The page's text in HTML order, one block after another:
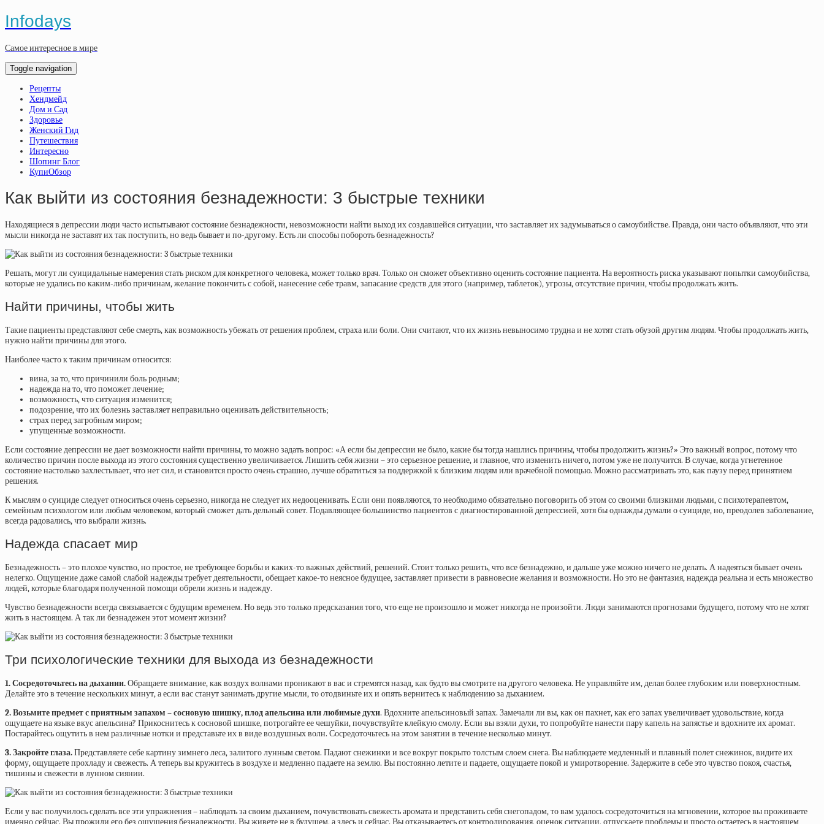
Infodays
Самое интересное в мире
Toggle navigation
Рецепты
Хендмейд
Дом и Сад
Здоровье
Женский Гид
Путешествия
Интересно
Шопинг Блог
КупиОбзор
Как выйти из состояния безнадежности: 3 быстрые техники
Находящиеся в депрессии люди часто испытывают состояние безнадежности, невозможности найти выход их создавшейся ситуации, что заставляет их задумываться о самоубийстве. Правда, они часто объявляют, что эти
мысли никогда не заставят их так поступить, но ведь бывает и по-другому. Есть ли способы побороть безнадежность?
Решать, могут ли суицидальные намерения стать риском для конкретного человека, может только врач. Только он сможет объективно оценить состояние пациента. На вероятность риска указывают попытки самоубийства,
которые не удались по каким-либо причинам, желание покончить с собой, нанесение себе травм, запасание средств для этого (например, таблеток), угрозы, отсутствие причин, чтобы продолжать жить.
Найти причины, чтобы жить
Такие пациенты представляют себе смерть, как возможность убежать от решения проблем, страха или боли. Они считают, что их жизнь невыносимо трудна и не хотят стать обузой другим людям. Чтобы продолжать жить,
нужно найти причины для этого.
Наиболее часто к таким причинам относится:
вина, за то, что причинили боль родным;
надежда на то, что поможет лечение;
возможность, что ситуация изменится;
подозрение, что их болезнь заставляет неправильно оценивать действительность;
страх перед загробным миром;
упущенные возможности.
Если состояние депрессии не дает возможности найти причины, то можно задать вопрос: «А если бы депрессии не было, какие бы тогда нашлись причины, чтобы продолжить жизнь?» Это важный вопрос, потому что
количество причин после выхода из этого состояния существенно увеличивается. Лишить себя жизни – это серьезное решение, и главное, что изменить ничего, потом уже не получится. В случае, когда угнетенное
состояние настолько захлестывает, что нет сил, и становится просто очень страшно, лучше обратиться за поддержкой к близким людям или врачебной помощью. Можно рассматривать это, как паузу перед принятием
решения.
К мыслям о суициде следует относиться очень серьезно, никогда не следует их недооценивать. Если они появляются, то необходимо обязательно поговорить об этом со своими близкими людьми, с психотерапевтом,
семейным психологом или любым человеком, который сможет дать дельный совет. Подавляющее большинство пациентов с диагностированной депрессией, хотя бы однажды думали о суициде, но, преодолев заболевание,
всегда радовались, что выбрали жизнь.
Надежда спасает мир
Безнадежность – это плохое чувство, но простое, не требующее борьбы и каких-то важных действий, решений. Стоит только решить, что все безнадежно, и дальше уже можно ничего не делать. А надеяться бывает очень
нелегко. Ощущение даже самой слабой надежды требует деятельности, обещает какое-то неясное будущее, заставляет привести в равновесие желания и возможности. Но это не фантазия, надежда реальна и есть множество
людей, которые благодаря полученной помощи обрели жизнь и надежду.
Чувство безнадежности всегда связывается с будущим временем. Но ведь это только предсказания того, что еще не произошло и может никогда не произойти. Люди занимаются прогнозами будущего, потому что не хотят
жить в настоящем. А так ли безнадежен этот момент жизни?
Три психологические техники для выхода из безнадежности
1. Сосредоточьтесь на дыхании.Обращаете внимание, как воздух волнами проникают в вас и стремятся назад, как будто вы смотрите на другого человека. Не управляйте им, делая более глубоким или поверхностным.
Делайте это в течение нескольких минут, а если вас станут занимать другие мысли, то отодвиньте их и опять вернитесь к наблюдению за дыханием.
2. Возьмите предмет с приятным запахом – сосновую шишку, плод апельсина или любимые духи. Вдохните апельсиновый запах. Замечали ли вы, как он пахнет, как его запах увеличивает удовольствие, когда
ощущаете на языке вкус апельсина? Прикоснитесь к сосновой шишке, потрогайте ее чешуйки, почувствуйте клейкую смолу. Если вы взяли духи, то попробуйте нанести пару капель на запястье и вдохните их аромат.
Постарайтесь ощутить в нем различные нотки и представьте их в виде воздушных волн. Сосредоточьтесь на этом занятии в течение несколько минут.
3. Закройте глаза.Представляете себе картину зимнего леса, залитого лунным светом. Падают снежинки и все вокруг покрыто толстым слоем снега. Вы наблюдаете медленный и плавный полет снежинок, видите их
форму, ощущаете прохладу и свежесть. А теперь вы кружитесь в воздухе и медленно падаете на землю. Вы постоянно летите и падаете, ощущаете покой и умиротворение. Задержите в себе это чувство покоя, счастья,
тишины и свежести в лунном сиянии.
Если у вас получилось сделать все эти упражнения – наблюдать за своим дыханием, почувствовать свежесть аромата и представить себя снегопадом, то вам удалось сосредоточиться на мгновении, которое вы проживаете
именно сейчас. Вы прожили его без ощущения безнадежности. Вы живете не в будущем, а здесь и сейчас. Вы отказываетесь от контролирования, оценок ситуации, отпускаете проблемы и просто остаетесь в настоящем